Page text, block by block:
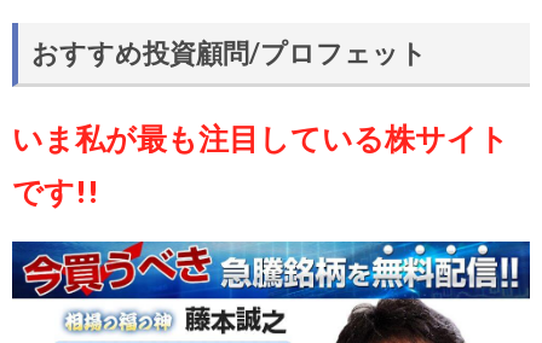
おすすめ投資顧問/プロフェット
いま私が最も注目している株サイト
です!!